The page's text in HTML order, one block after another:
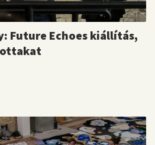
Future Echoes kiállítás,